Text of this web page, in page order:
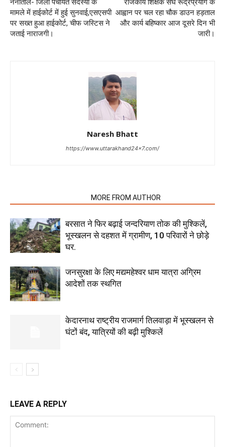
नैनीताल- जिला पंचायत सदस्यों के
मामले में हाईकोर्ट में हुई सुनवाई,एसएसपी
पर सख्त हुआ हाईकोर्ट, चीफ जस्टिस ने
जताई नाराजगी।
राजकीय शिक्षक संघ रूद्रप्रयाग के
आह्वान पर चल रहा चौक डाउन हड़ताल
और कार्य बहिष्कार आज दूसरे दिन भी
जारी।
Naresh Bhatt
https://www.uttarakhand24x7.com/
MORE FROM AUTHOR
बरसात ने फिर बढ़ाई जन्दरियाण तोक की मुश्किलें,
भूस्खलन से दहशत में ग्रामीण, 10 परिवारों ने छोड़े
घर.
जनसुरक्षा के लिए मद्यमहेश्वर धाम यात्रा अग्रिम
आदेशों तक स्थगित
केदारनाथ राष्ट्रीय राजमार्ग तिलवाड़ा में भूस्खलन से
घंटों बंद, यात्रियों की बढ़ी मुश्किलें
LEAVE A REPLY